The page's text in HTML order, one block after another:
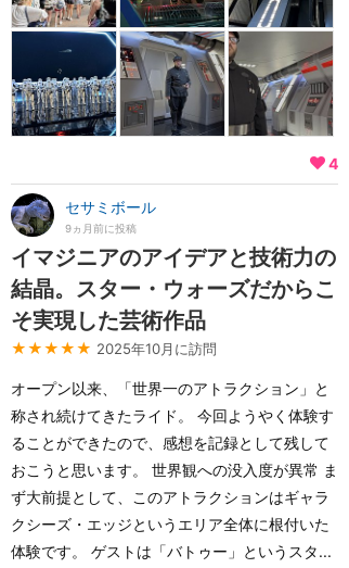
4
セサミボール
9ヵ月前に投稿
イマジニアのアイデアと技術力の
結晶。スター・ウォーズだからこ
そ実現した芸術作品
★★★★★ 2025年10月に訪問
オープン以来、「世界一のアトラクション」と
称され続けてきたライド。 今回ようやく体験す
ることができたので、感想を記録として残して
おこうと思います。 世界観への没入度が異常 ま
ず大前提として、このアトラクションはギャラ
クシーズ・エッジというエリア全体に根付いた
体験です。 ゲストは「バトゥー」というスタ...